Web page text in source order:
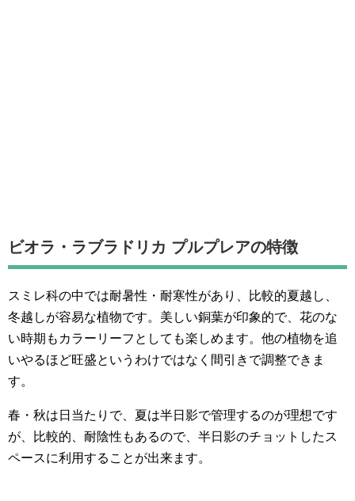
ビオラ・ラブラドリカ プルプレアの特徴
スミレ科の中では耐暑性・耐寒性があり、比較的夏越し、
冬越しが容易な植物です。美しい銅葉が印象的で、花のな
い時期もカラーリーフとしても楽しめます。他の植物を追
いやるほど旺盛というわけではなく間引きで調整できま
す。
春・秋は日当たりで、夏は半日影で管理するのが理想です
が、比較的、耐陰性もあるので、半日影のチョットしたス
ペースに利用することが出来ます。